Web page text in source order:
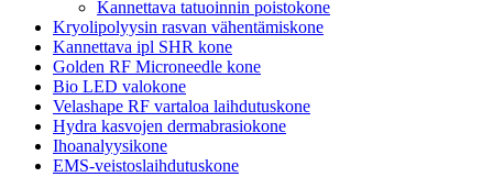
Kannettava tatuoinnin poistokone
Kryolipolyysin rasvan vähentämiskone
Kannettava ipl SHR kone
Golden RF Microneedle kone
Bio LED valokone
Velashape RF vartaloa laihdutuskone
Hydra kasvojen dermabrasiokone
Ihoanalyysikone
EMS-veistoslaihdutuskone